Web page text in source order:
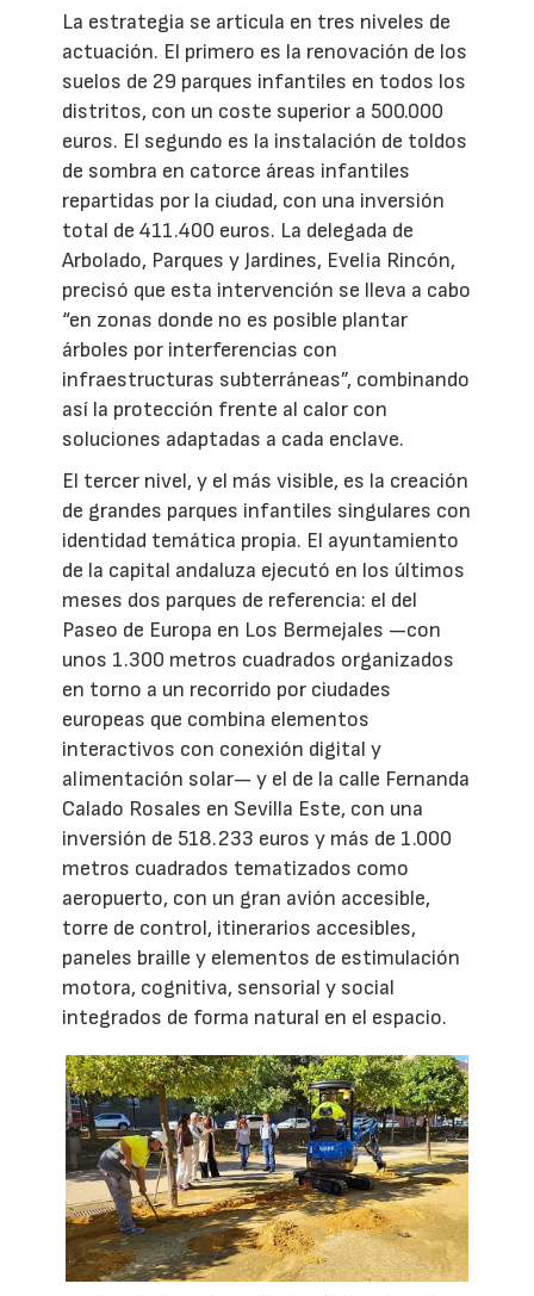
La estrategia se articula en tres niveles de
actuación. El primero es la renovación de los
suelos de 29 parques infantiles en todos los
distritos, con un coste superior a 500.000
euros. El segundo es la instalación de toldos
de sombra en catorce áreas infantiles
repartidas por la ciudad, con una inversión
total de 411.400 euros. La delegada de
Arbolado, Parques y Jardines, Evelia Rincón,
precisó que esta intervención se lleva a cabo
“en zonas donde no es posible plantar
árboles por interferencias con
infraestructuras subterráneas”, combinando
así la protección frente al calor con
soluciones adaptadas a cada enclave.
El tercer nivel, y el más visible, es la creación
de grandes parques infantiles singulares con
identidad temática propia. El ayuntamiento
de la capital andaluza ejecutó en los últimos
meses dos parques de referencia: el del
Paseo de Europa en Los Bermejales —con
unos 1.300 metros cuadrados organizados
en torno a un recorrido por ciudades
europeas que combina elementos
interactivos con conexión digital y
alimentación solar— y el de la calle Fernanda
Calado Rosales en Sevilla Este, con una
inversión de 518.233 euros y más de 1.000
metros cuadrados tematizados como
aeropuerto, con un gran avión accesible,
torre de control, itinerarios accesibles,
paneles braille y elementos de estimulación
motora, cognitiva, sensorial y social
integrados de forma natural en el espacio.